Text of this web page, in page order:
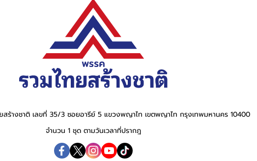
สร้างชาติ เลขที่ 35/3 ซอยอารีย์ 5 แขวงพญาไท เขตพญาไท กรุงเทพมหานคร 10400
จำนวน 1 ชุด ตามวันเวลาที่ปรากฎ